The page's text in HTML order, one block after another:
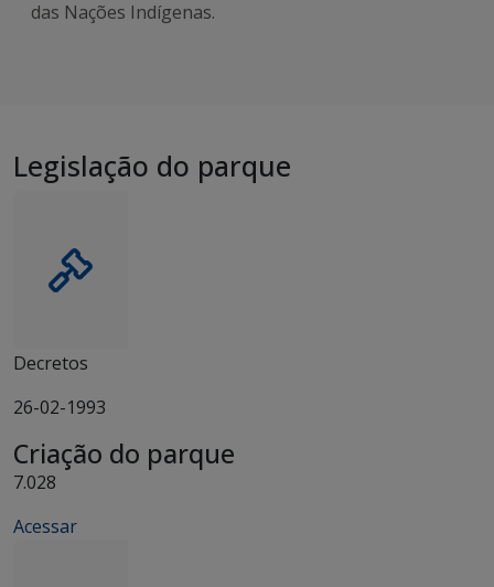
das Nações Indígenas.
Legislação do parque
Decretos
26-02-1993
Criação do parque
7.028
Acessar